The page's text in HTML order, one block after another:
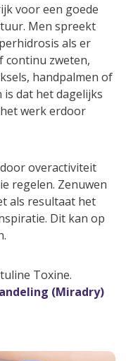
voor een goede
Men spreekt
als er
continu zweten,
handpalmen of
dat het dagelijks
werk erdoor
overactiviteit
regelen. Zenuwen
als resultaat het
Dit kan op
Toxine.
(Miradry)